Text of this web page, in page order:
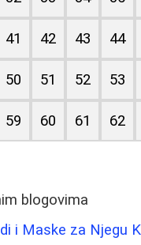
41 42 43 44
50 51 52 53
59 60 61 62
blogovima
i Maskе za Njegu